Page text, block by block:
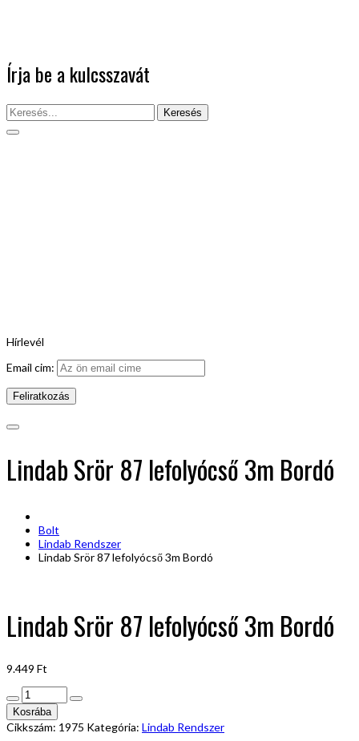
Írja be a kulcsszavát
Keresés
Hírlevél
Email cim:
Lindab Srör 87 lefolyócső 3m Bordó
Bolt
Lindab Rendszer
Lindab Srör 87 lefolyócső 3m Bordó
Lindab Srör 87 lefolyócső 3m Bordó
9.449 Ft
Lindab
Srör
87
lefolyócső
Kosrába
Cikkszám: 1975 Kategória: Lindab Rendszer